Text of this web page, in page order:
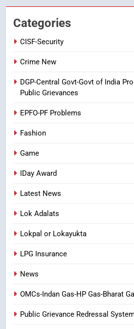
తిరుమల లడ్డూ
8
Laddu: A
Categories
CISF-Security
Crime New
DGP-Central Govt-Govt of India
Public Grievances
EPFO-PF Problems
Fashion
Game
IDay Award
Latest News
Lok Adalats
Lokpal or Lokayukta
LPG Insurance
News
OMCs-Indan Gas-HP Gas-Bharat
Public Grievance Redressal